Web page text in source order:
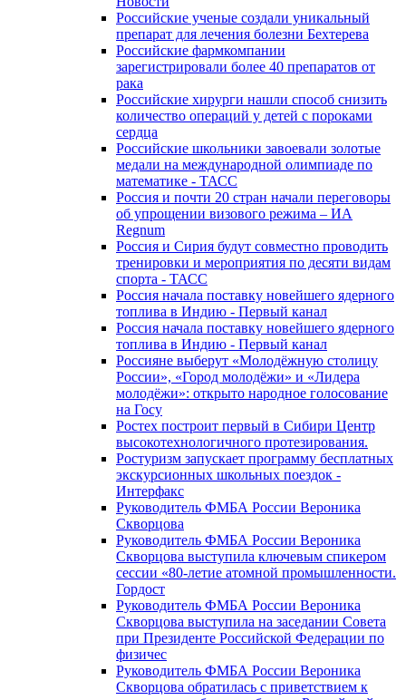
Российские ученые создали уникальный
препарат для лечения болезни Бехтерева
Российские фармкомпании
зарегистрировали более 40 препаратов от
рака
Российские хирурги нашли способ снизить
количество операций у детей с пороками
сердца
Российские школьники завоевали золотые
медали на международной олимпиаде по
математике - ТАСС
Россия и почти 20 стран начали переговоры
об упрощении визового режима – ИА
Regnum
Россия и Сирия будут совместно проводить
тренировки и мероприятия по десяти видам
спорта - ТАСС
Россия начала поставку новейшего ядерного
топлива в Индию - Первый канал
Россия начала поставку новейшего ядерного
топлива в Индию - Первый канал
Россияне выберут «Молодёжную столицу
России», «Город молодёжи» и «Лидера
молодёжи»: открыто народное голосование
на Госу
Ростех построит первый в Сибири Центр
высокотехнологичного протезирования.
Ростуризм запускает программу бесплатных
экскурсионных школьных поездок -
Интерфакс
Руководитель ФМБА России Вероника
Скворцова
Руководитель ФМБА России Вероника
Скворцова выступила ключевым спикером
сессии «80-летие атомной промышленности.
Гордост
Руководитель ФМБА России Вероника
Скворцова выступила на заседании Совета
при Президенте Российской Федерации по
физичес
Руководитель ФМБА России Вероника
Скворцова обратилась с приветствием к